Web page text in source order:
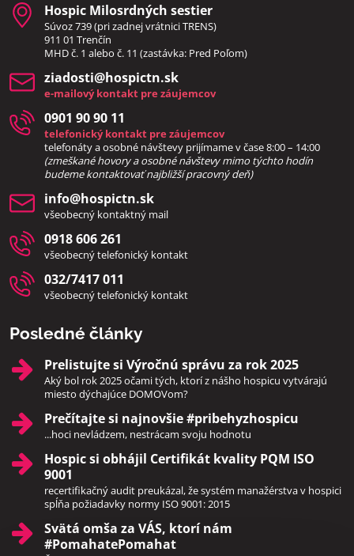
Hospic Milosrdných sestier
Súvoz 739 (pri zadnej vrátnici TRENS)
911 01 Trenčín
MHD č. 1 alebo č. 11 (zastávka: Pred Poľom)
ziadosti​@hospictn​.sk
e-mailový kontakt pre záujemcov
0901 90 90 11
telefonický kontakt pre záujemcov
telefonáty a osobné návštevy prijímame v čase 8:00 – 14:00
(zmeškané hovory a osobné návštevy mimo týchto hodín
budeme kontaktovať najbližší pracovný deň)
info​@hospictn​.sk
všeobecný kontaktný mail
0918 606 261
všeobecný telefonický kontakt
032/7417 011
všeobecný telefonický kontakt
Posledné články
Prelistujte si Výročnú správu za rok 2025
Aký bol rok 2025 očami tých, ktorí z nášho hospicu vytvárajú
miesto dýchajúce DOMOVom?
Prečítajte si najnovšie #pribehyzhospicu
...hoci nevládzem, nestrácam svoju hodnotu
Hospic si obhájil Certifikát kvality PQM ISO
9001
recertifikačný audit preukázal, že systém manažérstva v hospici
spĺňa požiadavky normy ISO 9001: 2015
Svätá omša za VÁS, ktorí nám
#PomahatePomahat